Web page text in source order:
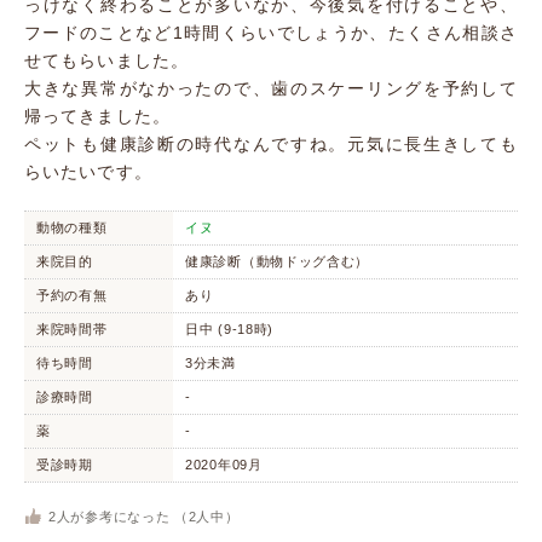
っけなく終わることが多いなか、今後気を付けることや、
フードのことなど1時間くらいでしょうか、たくさん相談さ
せてもらいました。
大きな異常がなかったので、歯のスケーリングを予約して
帰ってきました。
ペットも健康診断の時代なんですね。元気に長生きしても
らいたいです。
動物の種類 イヌ
来院目的 健康診断（動物ドッグ含む）
予約の有無 あり
来院時間帯 日中 (9-18時)
待ち時間 3分未満
診療時間 -
薬 -
受診時期 2020年09月
2 人が参考になった （ 2 人中）